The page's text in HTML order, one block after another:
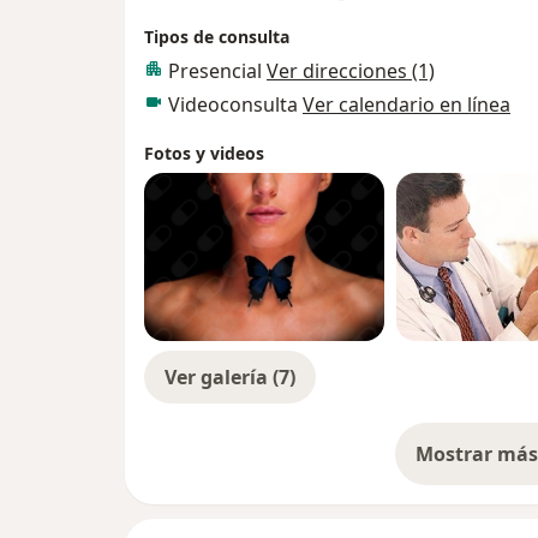
actual evidencia científica en todos
siempre es el paciente.
Tipos de consulta
Presencial Ver direcciones (1)
Videoconsulta Ver calendario en línea
Fotos y videos
Ver galería (7)
Mostrar